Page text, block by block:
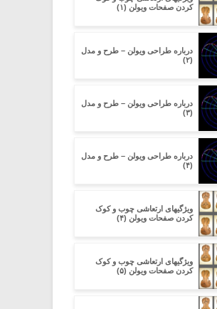
کردن صفحات ویولن (۱)
درباره طراحی ویولن – طرح و مدل
(۲)
درباره طراحی ویولن – طرح و مدل
(۳)
درباره طراحی ویولن – طرح و مدل
(۴)
ویژگیهای ارتعاشی چوب و کوک
کردن صفحات ویولن (۴)
ویژگیهای ارتعاشی چوب و کوک
کردن صفحات ویولن (۵)